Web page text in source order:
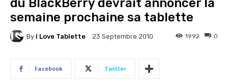
du BlackBerry devrait annoncer la
semaine prochaine sa tablette
By I Love Tablette 23 Septembre 2010 0
1992
Facebook Twitter